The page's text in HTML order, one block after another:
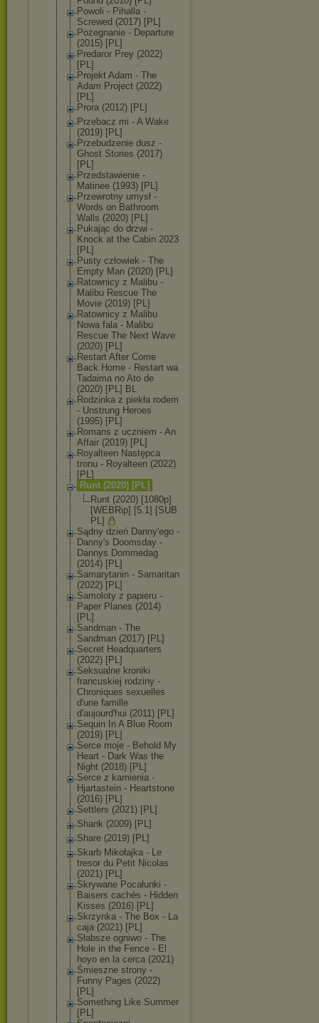
Powoli - Pihalla -
Screwed (2017) [PL]
Pożegnanie - Departure
(2015) [PL]
Predaror Prey (2022)
[PL]
Projekt Adam - The
Adam Project (2022)
[PL]
Prora (2012) [PL]
Przebacz mi - A Wake
(2019) [PL]
Przebudzenie dusz -
Ghost Stories (2017)
[PL]
Przedstawienie -
Matinee (1993) [PL]
Przewrotny umysł -
Words on Bathroom
Walls (2020) [PL]
Pukając do drzwi -
Knock at the Cabin 2023
[PL]
Pusty człowiek - The
Empty Man (2020) [PL]
Ratownicy z Malibu -
Malibu Rescue The
Movie (2019) [PL]
Ratownicy z Malibu
Nowa fala - Malibu
Rescue The Next Wave
(2020) [PL]
Restart After Come
Back Home - Restart wa
Tadaima no Ato de
(2020) [PL] BL
Rodzinka z piekła rodem
- Unstrung Heroes
(1995) [PL]
Romans z uczniem - An
Affair (2019) [PL]
Royalteen Następca
tronu - Royalteen (2022)
[PL]
Runt (2020) [PL]
Runt (2020) [1080p]
[WEBRip] [5.1] [SUB
PL]
Sądny dzień Danny'ego -
Danny's Doomsday -
Dannys Dommedag
(2014) [PL]
Samarytanin - Samaritan
(2022) [PL]
Samoloty z papieru -
Paper Planes (2014)
[PL]
Sandman - The
Sandman (2017) [PL]
Secret Headquarters
(2022) [PL]
Seksualne kroniki
francuskiej rodziny -
Chroniques sexuelles
d'une famille
d'aujourd'hui (2011) [PL]
Sequin In A Blue Room
(2019) [PL]
Serce moje - Behold My
Heart - Dark Was the
Night (2018) [PL]
Serce z kamienia -
Hjartastein - Heartstone
(2016) [PL]
Settlers (2021) [PL]
Shank (2009) [PL]
Share (2019) [PL]
Skarb Mikołajka - Le
tresor du Petit Nicolas
(2021) [PL]
Skrywane Pocałunki -
Baisers cachés - Hidden
Kisses (2016) [PL]
Skrzynka - The Box - La
caja (2021) [PL]
Słabsze ogniwo - The
Hole in the Fence - El
hoyo en la cerca (2021)
Śmieszne strony -
Funny Pages (2022)
[PL]
Something Like Summer
[PL]